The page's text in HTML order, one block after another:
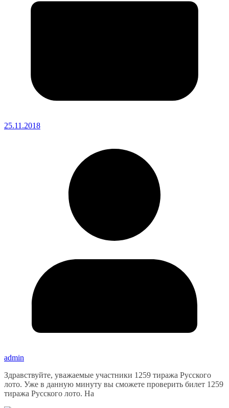
25.11.2018
admin
Здравствуйте, уважаемые участники 1259 тиража Русского
лото. Уже в данную минуту вы сможете проверить билет 1259
тиража Русского лото. На